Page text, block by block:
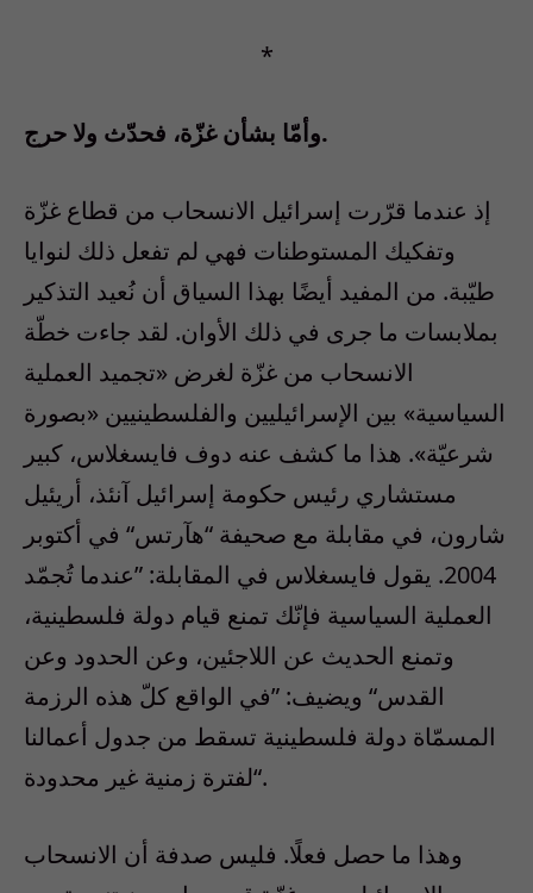
*
وأمّا بشأن غزّة، فحدّث ولا حرج.
إذ عندما قرّرت إسرائيل الانسحاب من قطاع غزّة
وتفكيك المستوطنات فهي لم تفعل ذلك لنوايا
طيّبة. من المفيد أيضًا بهذا السياق أن نُعيد التذكير
بملابسات ما جرى في ذلك الأوان. لقد جاءت خطّة
الانسحاب من غزّة لغرض «تجميد العملية
السياسية» بين الإسرائيليين والفلسطينيين «بصورة
شرعيّة». هذا ما كشف عنه دوف فايسغلاس، كبير
مستشاري رئيس حكومة إسرائيل آنئذ، أريئيل
شارون، في مقابلة مع صحيفة “هآرتس“ في أكتوبر
2004. يقول فايسغلاس في المقابلة: ”عندما تُجمّد
العملية السياسية فإنّك تمنع قيام دولة فلسطينية،
وتمنع الحديث عن اللاجئين، وعن الحدود وعن
القدس“ ويضيف: ”في الواقع كلّ هذه الرزمة
المسمّاة دولة فلسطينية تسقط من جدول أعمالنا
لفترة زمنية غير محدودة“.
وهذا ما حصل فعلًا. فليس صدفة أن الانسحاب